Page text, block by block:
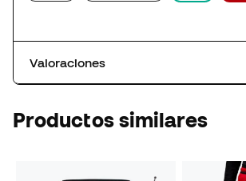
Valoraciones
Productos similares